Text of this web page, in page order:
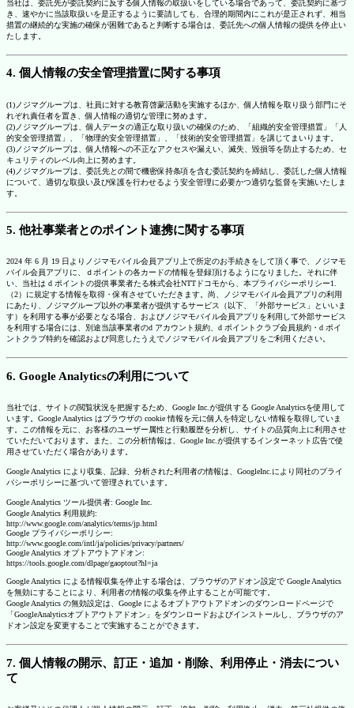
当社は、委託先が委託契約に反する個人情報の取扱いをしている場合であって、委託契約に基づ
き、速やかに当該取扱いを是正するように要請しても、合理的期間内にこれが是正されず、相当
措置の継続的な実施の確保が困難であると判断する場合は、委託先への個人情報の提供を停止い
たします。
4. 個人情報の安全管理措置に関する事項
(1)ノジマグループは、社員に対する教育啓蒙活動を実施するほか、個人情報を取り扱う部門にそ
れぞれ責任者を置き、個人情報の適切な管理に努めます。
(2)ノジマグループは、個人データの適正な取り扱いの確保のため、「組織的安全管理措置」「人
的安全管理措置」、「物理的安全管理措置」、「技術的安全管理措置」を講じてまいります。
(3)ノジマグループは、個人情報への不正なアクセスや漏えい、滅失、毀損等を防止するため、セ
キュリティのレベル向上に努めます。
(4)ノジマグループは、委託先との間で機密保持条項を含む委託契約を締結し、委託した個人情報
について、適切な取扱い及び保護を行わせるよう安全管理に必要かつ適切な監督を実施いたしま
す。
5. 他社事業者とのポイント連携に関する事項
2024 年 6 月 19 日よりノジマモバイル会員アプリ上で所定のお手続きをして頂く事で、ノジマモ
バイル会員アプリに、ｄポイントの各カードの情報を登録頂けるようになりました。それに伴
い、当社は d ポイントの提供事業者たる株式会社NTTドコモから、本プライバシーポリシー1.
（2）に規定する情報を取得・保有させていただきます。尚、ノジマモバイル会員アプリの利用
にあたり、ノジマグループ以外の事業者が提供するサービス（以下、「外部サービス」といいま
す）を利用する事が必要となる場合、およびノジマモバイル会員アプリを利用して外部サービス
を利用する場合には、別途当該事業者のd アカウント規約、d ポイントクラブ会員規約・d ポイ
ントクラブ特約を確認および同意したうえでノジマモバイル会員アプリをご利用ください。
6. Google Analyticsの利用について
当社では、サイトの閲覧状況を把握するため、Google Inc.が提供する Google Analyticsを使用して
います。Google Analytics はブラウザの cookie 情報を元に個人を特定しない情報を取得していま
す。この情報を元に、お客様のユーザー属性と行動履歴を分析し、サイトの品質向上に利用させ
ていただいております。また、この分析情報は、Google Inc.が提供するインターネット広告で使
用させていただく場合があります。
Google Analytics により収集、記録、分析された利用者の情報は、GoogleInc.により同社のプライ
バシーポリシーに基づいて管理されています。
Google Analytics ツール提供者: Google Inc.
Google Analytics 利用規約:
http://www.google.com/analytics/terms/jp.html
Google プライバシーポリシー:
http://www.google.com/intl/ja/policies/privacy/partners/
Google Analytics オプトアウトアドオン:
https://tools.google.com/dlpage/gaoptout?hl=ja
Google Analytics による情報収集を停止する場合は、ブラウザのアドオン設定で Google Analytics
を無効にすることにより、利用者の情報の収集を停止することが可能です。
Google Analytics の無効設定は、Google によるオプトアウトアドオンのダウンロードページで
「GoogleAnalyticsオプトアウトアドオン」をダウンロードおよびインストールし、ブラウザのア
ドオン設定を変更することで実施することができます。
7. 個人情報の開示、訂正・追加・削除、利用停止・消去につい
て